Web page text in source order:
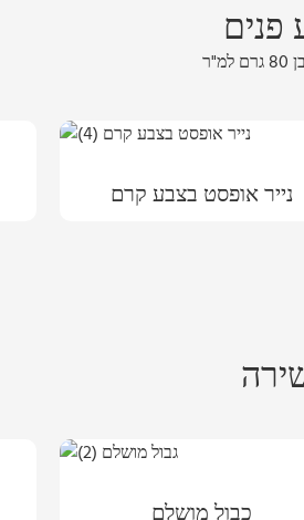
פנים
נייר אופסט בצבע קרם
כבול מושלם